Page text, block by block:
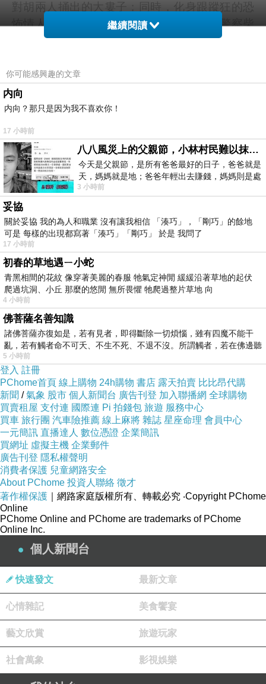
對胡兩人捅出的大婁子；同時，化身跟蹤狂的恐
怖情人前女友，將一無是處的智也和胖子警察柴
尾一同推落九死一生的困境！四個從小長大的好
徬徨中遊蕩...
為夷？又或者，糟糕至極的人生，根本沒有轉圜
心得：
如果愛成為束縛，那你會新然接受，還是發
自內心排斥呢?
原先的四個好友，內心開始出現間隙，扶不
起的阿斗整天鬧事，讓身為朋友滿是無奈，因為
自己的職業不方便與其勾搭，從小到大的情誼，
卻又不容許自己拋棄他們，或許他們只想利用他
警察的身分為非作歹，但最終他還是被他們重情
的話語感動；誰說他自私，智也不過是把一直以
來壓抑在內心的想法做出來，他再也受不了他
們，趁著拿到鉅款的機會，當然要好好逃離狐群
狗黨，沒想到最後他還是敗給自己的自信；他們
倆人也想好好振作，只不過有些事無法回頭，失
去的終究無法喚回，有些後悔之事也無法彌補，
人生不就是這樣嗎
本書以四名主角相互交錯敘述，站在自己立
場闡述內心想法與事件發生過程，就算是混混也
有許多委屈，原來在打架鬧事的同時，更是充滿
惶恐不安，男人間的友情有時甚至比女人更講義
氣，彼此間的情義相挺令人羨慕，若不窺視彼此
心中所想，應該永遠活在謊言之中吧
強烈書寫出在好的兄弟，也會利益薰心，女
性盲目付出的愛情，遇到渣男一切也是枉然，自
暴自棄的墮落行為，讓一旁想救助的人也無能為
力，那令人厭惡的友情在彼此眼中參雜著鄙視，
是擺脫不掉的無奈。
可能是試讀部分有點跳躍，因此無法了解小
說所要表達的情感，有點平鋪直敘，少了些令人
驚豔的題材，偏向打發時間的著作。
圖片來源：金石堂《 被愛狠咬一口的掃把星
~感謝尖端出版與金石堂給予此試讀機會~
繼續閱讀
你可能感興趣的文章
内向
内向？那只是因为我不喜欢你！
17 小時前
八八風災上的父親節，小林村民難以抹滅的痛
今天是父親節，是所有爸爸最好的日子，爸爸就是
天，媽媽就是地；爸爸年輕出去賺錢，媽媽則是處
理家務，職業不分高低貴賤，只有人品才
3 小時前
妥協
關於妥協 我的為人和職業 沒有讓我相信 「湊巧」，「剛巧」的餘地
可是 每樣的出現都寫著「湊巧」「剛巧」 於是 我問了
17 小時前
初春的草地遇ㄧ小蛇
青黑相間的花紋 像穿著美麗的春服 牠氣定神閒 緩緩沿著草地的起伏
爬過坑洞、小丘 那麼的悠閒 無所畏懼 牠爬過整片草地 向
4 小時前
佛菩薩名善知識
諸佛菩薩亦復如是，若有見者，即得斷除一切煩惱，雖有四魔不能干
亂，若有觸者命不可夭、不生不死、不退不沒。所謂觸者，若在佛邊聽
受
5 小時前
登入 註冊
PChome首頁 線上購物 24h購物 書店 露天拍賣 比比昂代購
新聞 /氣象 股市 個人新聞台 廣告刊登 加入聯播網 全球購物
買賣租屋 支付連 國際連 Pi 拍錢包 旅遊 服務中心
買車 旅行團 汽車險推薦 線上麻將 雜誌 星座命理 會員中心
一元簡訊 直播達人 數位憑證 企業簡訊
買網址 虛擬主機 企業郵件
廣告刊登 隱私權聲明
消費者保護 兒童網路安全
About PChome 投資人聯絡 徵才
著作權保護 ｜網路家庭版權所有、轉載必究 ‧Copyright PChome
Online
PChome Online and PChome are trademarks of PChome
Online Inc.
個人新聞台
快速發文 最新文章
心情雜記 美食饗宴
藝文欣賞 旅遊玩家
社會萬象 影視娛樂